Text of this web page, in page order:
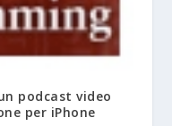
podcast video
per iPhone